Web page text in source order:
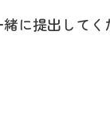
に提出してく